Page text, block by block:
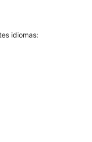
idiomas: